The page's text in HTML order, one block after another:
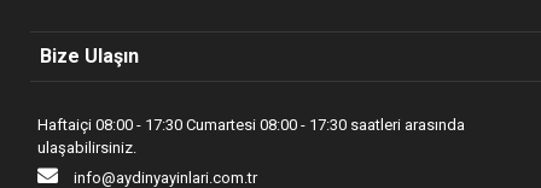
Bize Ulaşın
Haftaiçi 08:00 - 17:30 Cumartesi 08:00 - 17:30 saatleri arasında
ulaşabilirsiniz.
info@aydinyayinlari.com.tr